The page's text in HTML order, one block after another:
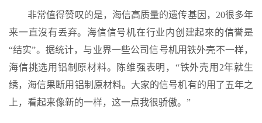
非常值得赞叹的是，海信高质量的遗传基因，20很多年
来一直沒有丢弃。海信信号机在行业内创建起來的信誉是
“结实”。据统计，与业界一些公司信号机用铁外壳不一样，
海信挑选用铝制原材料。陈维强表明，“铁外壳用2年就生
绣，海信果断用铝制原材料。大家的信号机有的用了五年之
上，看起来像新的一样，这一点我很骄傲。”